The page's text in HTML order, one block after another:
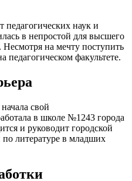
наук и
в непростой для высшего
Несмотря на мечту поступить
педагогическом факультете.
свой
в школе №1243 города
и руководит городской
литературе в младших